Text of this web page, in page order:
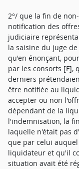
2°/ que la fin de
notification des
judiciaire
la saisine du juge
qu'en énonçant,
par les consorts [F],
derniers
être notifiée au
accepter ou non
dépendant de la
l'indemnisation, la
laquelle n'était pas
que par celui
liquidateur et qu'il
situation avait été